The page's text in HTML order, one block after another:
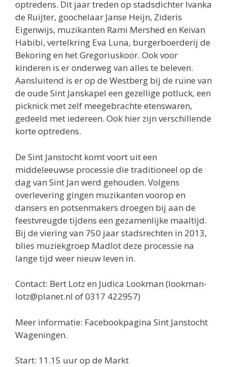
optredens. Dit jaar treden op stadsdichter Ivanka
de Ruijter, goochelaar Janse Heijn, Zideris
Eigenwijs, muzikanten Rami Mershed en Keivan
Habibi, vertelkring Eva Luna, burgerboerderij de
Bekoring en het Gregoriuskoor. Ook voor
kinderen is er onderweg van alles te beleven.
Aansluitend is er op de Westberg bij de ruïne van
de oude Sint Janskapel een gezellige potluck, een
picknick met zelf meegebrachte etenswaren,
gedeeld met iedereen. Ook hier zijn verschillende
korte optredens.
De Sint Janstocht komt voort uit een
middeleeuwse processie die traditioneel op de
dag van Sint Jan werd gehouden. Volgens
overlevering gingen muzikanten voorop en
dansers en potsenmakers droegen bij aan de
feestvreugde tijdens een gezamenlijke maaltijd.
Bij de viering van 750 jaar stadsrechten in 2013,
blies muziekgroep Madlot deze processie na
lange tijd weer nieuw leven in.
Contact: Bert Lotz en Judica Lookman (lookman-
lotz@planet.nl of 0317 422957)
Meer informatie: Facebookpagina Sint Janstocht
Wageningen.
Start: 11.15 uur op de Markt